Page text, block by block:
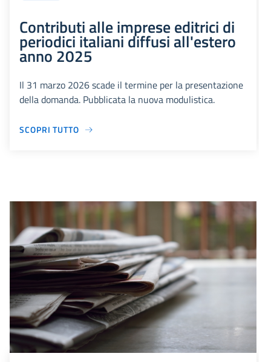
Contributi alle imprese editrici di
periodici italiani diffusi all'estero
anno 2025
Il 31 marzo 2026 scade il termine per la presentazione
della domanda. Pubblicata la nuova modulistica.
SCOPRI TUTTO